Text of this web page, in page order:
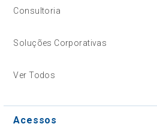
Consultoria
Soluções Corporativas
Ver Todos
Acessos